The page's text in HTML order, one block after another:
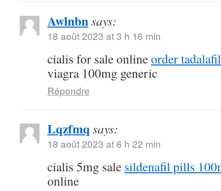
Awlnbnsays:
18 août 2023 at 3 h 16 min
cialis for sale onlineorder
viagra 100mg generic
Répondre
Lqzfmq says:
18 août 2023 at 6 h 22 min
cialis 5mg sale sildenafil pills
online